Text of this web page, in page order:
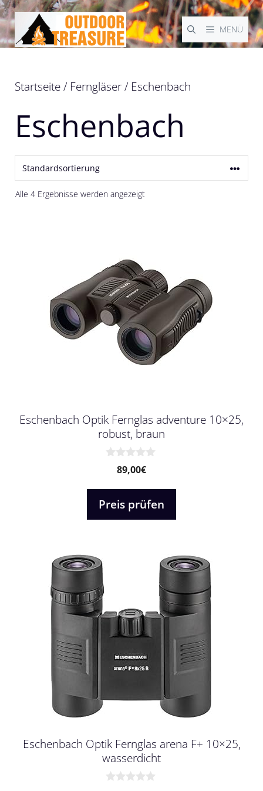
Zum
Inhalt
springen
MENÜ
Startseite/ Ferngläser/ Eschenbach
Eschenbach
Alle 4 Ergebnisse werden angezeigt
Eschenbach Optik Fernglas adventure 10×25,
robust, braun
5
89,00€
Preis prüfen
Eschenbach Optik Fernglas arena F+ 10×25,
wasserdicht